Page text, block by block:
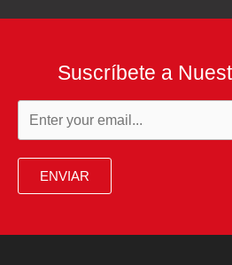
Suscríbete a
ENVIAR